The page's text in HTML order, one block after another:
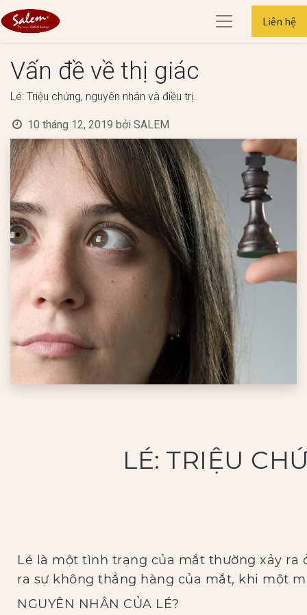
Liên hệ
Vấn đề về thị giác
Lé: Triệu chứng, nguyên nhân và điều trị.
10 tháng 12, 2019 bởi SALEM
LÉ: TRIỆU
Lé là một tình trạng của mắt thường xảy ra
ra sự không thẳng hàng của mắt, khi một
NGUYÊN NHÂN CỦA LÉ?